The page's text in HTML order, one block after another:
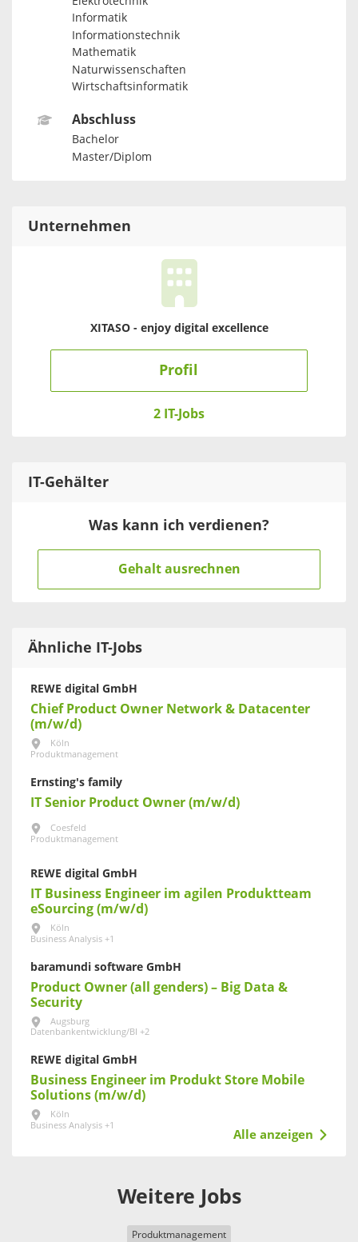
Informatik
Informationstechnik
Mathematik
Naturwissenschaften
Wirtschaftsinformatik
Abschluss
Bachelor
Master/Diplom
Unternehmen
XITASO - enjoy digital excellence
Profil
2 IT-Jobs
IT-Gehälter
Was kann ich verdienen?
Gehalt ausrechnen
Ähnliche IT-Jobs
REWE digital GmbH
Chief Product Owner Network & Datacenter
(m/w/d)
Köln
Produktmanagement
Ernsting's family
IT Senior Product Owner (m/w/d)
Coesfeld
Produktmanagement
REWE digital GmbH
IT Business Engineer im agilen Produktteam
eSourcing (m/w/d)
Köln
Business Analysis +1
baramundi software GmbH
Product Owner (all genders) – Big Data &
Security
Augsburg
Datenbankentwicklung/BI +2
REWE digital GmbH
Business Engineer im Produkt Store Mobile
Solutions (m/w/d)
Köln
Business Analysis +1
Alle anzeigen
Weitere Jobs
Produktmanagement